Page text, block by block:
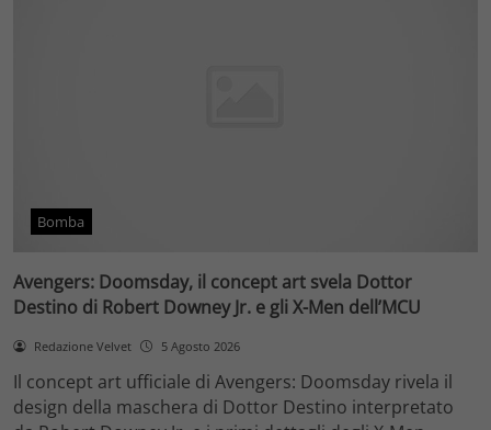
Bomba
Avengers: Doomsday, il concept art svela Dottor
Destino di Robert Downey Jr. e gli X-Men dell’MCU
Redazione Velvet 5 Agosto 2026
Il concept art ufficiale di Avengers: Doomsday rivela il
design della maschera di Dottor Destino interpretato